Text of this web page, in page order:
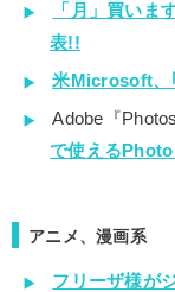
「月」買いま
表!!
米Microsoft、
Adobe『
で使える
アニメ、漫画系
フリーザ様が